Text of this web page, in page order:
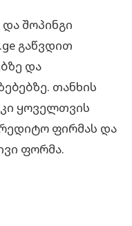
შოპინგი
გაწვდით
და
თანხის
კი ყოველთვის
ფირმას და
ფორმა.